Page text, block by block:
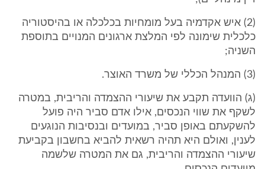
(2) איש אקדמיה בעל מומחיות בכלכלה או בהיסטוריה
כלכלית שימונה לפי המלצת ארגונים המנויים בתוספת
השניה;
(3) המנהל הכללי של משרד האוצר.
(ג) הוועדה תקבע את שיעורי ההצמדה והריבית, במטרה
לשקף את שווי הנכסים, אילו אדם סביר היה פועל
להשקעתם באופן סביר, במועדים ובנסיבות הנוגעים
לענין, ואולם היא תהיה רשאית להביא בחשבון בקביעת
שיעורי ההצמדה והריבית, גם את המטרה שלשמה